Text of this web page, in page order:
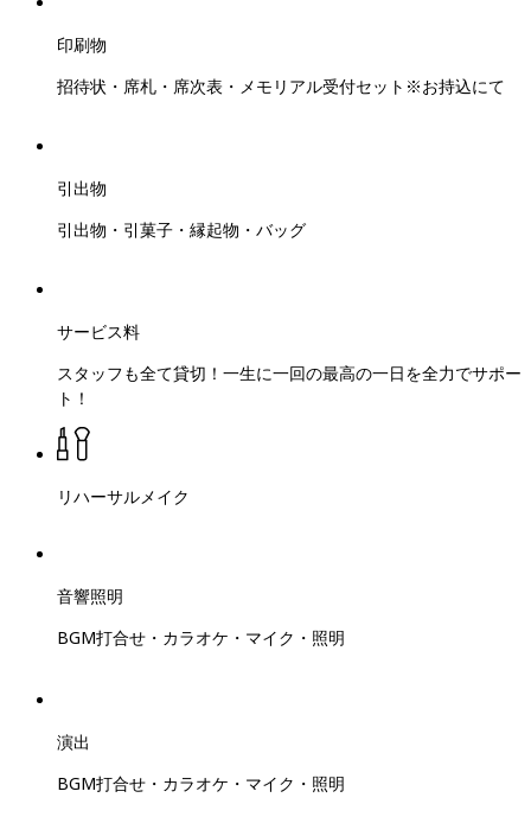
印刷物
招待状・席札・席次表・メモリアル受付セット※お持込にて
引出物
引出物・引菓子・縁起物・バッグ
サービス料
スタッフも全て貸切！一生に一回の最高の一日を全力でサポー
ト！
リハーサルメイク
音響照明
BGM打合せ・カラオケ・マイク・照明
演出
BGM打合せ・カラオケ・マイク・照明